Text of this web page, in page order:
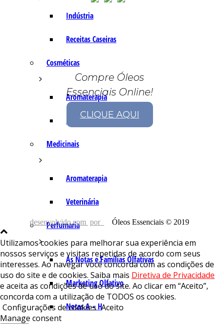
Indústria
Receitas Caseiras
Cosméticas
Aromaterapia
Fórmulas Caseiras
Medicinais
Aromaterapia
Veterinária
Perfumaria
As Notas e Famílias Olfativas
Marketing Olfativo
Notas A – H
Compre Óleos
Essenciais Online!
CLIQUE AQUI
desenvolvido com por Óleos Essenciais © 2019
Utilizamos cookies para melhorar sua experiência em
nossos serviços e visitas repetidas de acordo com seus
interesses. Ao navegar você concorda com as condições de
uso do site e de cookies. Saiba mais Diretiva de Privacidade
e aceita as condições de uso do site. Ao clicar em “Aceito”,
concorda com a utilização de TODOS os cookies.
Configurações de cookies Aceito
Manage consent